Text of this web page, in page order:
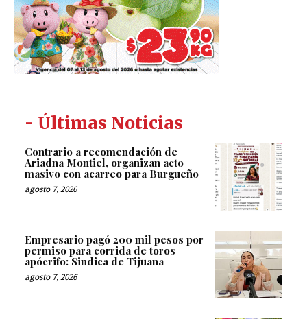
- Últimas Noticias
Contrario a recomendación de
Ariadna Montiel, organizan acto
masivo con acarreo para Burgueño
agosto 7, 2026
Empresario pagó 200 mil pesos por
permiso para corrida de toros
apócrifo: Sindica de Tijuana
agosto 7, 2026